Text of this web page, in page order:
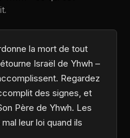
la mort de tout
Israël de Yhwh –
Regardez
des signes, et
Père de Yhwh. Les
leur loi quand ils